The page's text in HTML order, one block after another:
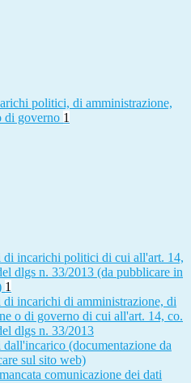
politici, di amministrazione,
di governo 1
di incarichi politici di cui all'art. 14,
dlgs n. 33/2013 (da pubblicare in
1
di incarichi di amministrazione, di
o di governo di cui all'art. 14, co.
dlgs n. 33/2013
dall'incarico (documentazione da
sul sito web)
comunicazione dei dati